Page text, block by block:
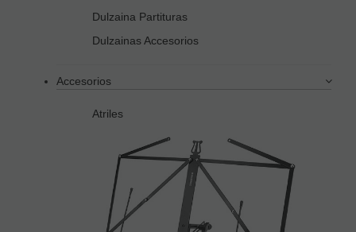
Dulzaina Partituras
Dulzainas Accesorios
Accesorios
Atriles